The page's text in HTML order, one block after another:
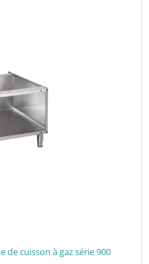
cuisson à gaz série 900